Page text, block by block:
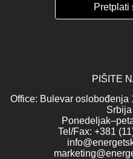
PIŠITE
Office: Bulevar oslobođenja
Srbija
Tel/Fax: +381